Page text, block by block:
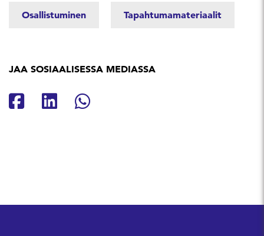
Osallistuminen Tapahtumamateriaalit
JAA SOSIAALISESSA MEDIASSA
Jaa Facebookissa
Jaa Linkedinissä
Jaa Whatsappissa